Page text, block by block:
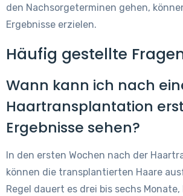
den Nachsorgeterminen gehen,
Ergebnisse erzielen.
Häufig gestellte
Wann kann ich nach
Haartransplantation
Ergebnisse sehen?
In den ersten Wochen nach der
können die transplantierten Haare
Regel dauert es drei bis sechs